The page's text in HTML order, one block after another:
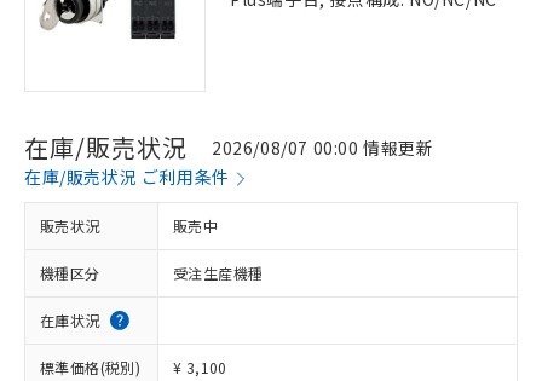
在庫/販売状況
2026/08/07 00:00 情報更新
在庫/販売状況 ご利用条件
販売状況 販売中
機種区分 受注生産機種
在庫状況
標準価格(税別) ¥ 3,100